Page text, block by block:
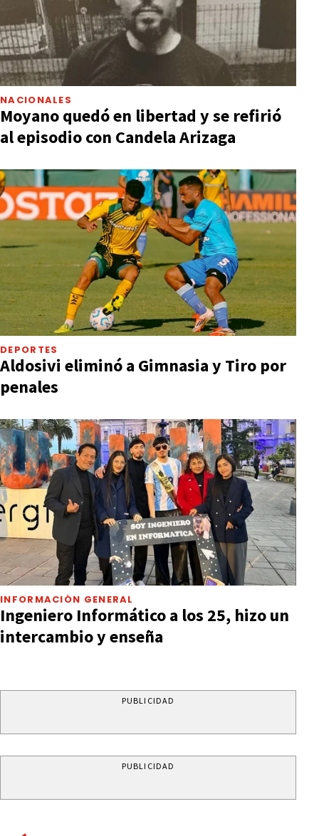
NACIONALES
Moyano quedó en libertad y se refirió
al episodio con Candela Arizaga
DEPORTES
Aldosivi eliminó a Gimnasia y Tiro por
penales
INFORMACIÓN GENERAL
Ingeniero Informático a los 25, hizo un
intercambio y enseña
PUBLICIDAD
PUBLICIDAD